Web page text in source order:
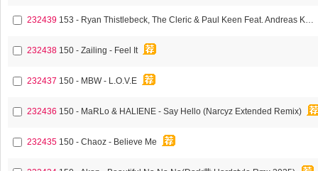
232439 153 - Ryan Thistlebeck, The Cleric & Paul Keen Feat. Andreas Kachelmeier
232438 150 - Zailing - Feel It
232437 150 - MBW - L.O.V.E
232436 150 - MaRLo & HALIENE - Say Hello (Narcyz Extended Remix)
232435 150 - Chaoz - Believe Me